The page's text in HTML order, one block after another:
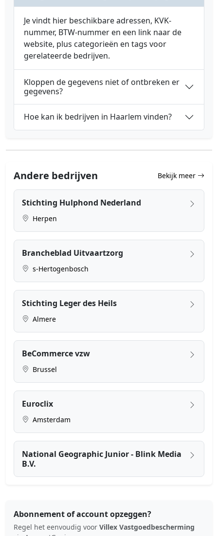
Je vindt hier beschikbare adressen, KVK-
nummer, BTW-nummer en een link naar de
website, plus categorieën en tags voor
gerelateerde bedrijven.
Kloppen de gegevens niet of ontbreken er
gegevens?
Hoe kan ik bedrijven in Haarlem vinden?
Andere bedrijven Bekijk meer
Stichting Hulphond Nederland
Herpen
Brancheblad Uitvaartzorg
s-Hertogenbosch
Stichting Leger des Heils
Almere
BeCommerce vzw
Brussel
Euroclix
Amsterdam
National Geographic Junior - Blink Media
B.V.
Abonnement of account opzeggen?
Regel het eenvoudig voor Villex Vastgoedbescherming